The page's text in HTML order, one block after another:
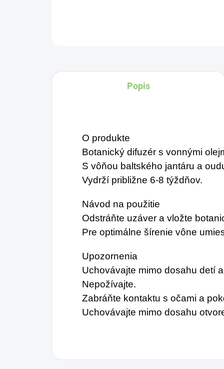
Popis
O produkte
Botanický difuzér s vonnými
S vôňou baltského jantáru a
Vydrží približne 6-8 týždňov.
Návod na použitie
Odstráňte uzáver a vložte
Pre optimálne šírenie vône
Upozornenia
Uchovávajte mimo dosahu detí
Nepožívajte.
Zabráňte kontaktu s očami a
Uchovávajte mimo dosahu